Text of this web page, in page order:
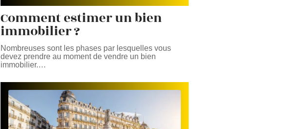
Comment estimer un bien
immobilier ?
Nombreuses sont les phases par lesquelles vous
devez prendre au moment de vendre un bien
immobilier.…